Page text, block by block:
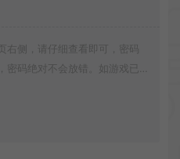
右侧，请仔细查看即可，密码
密码绝对不会放错。如游戏已